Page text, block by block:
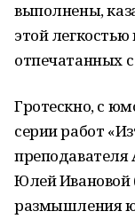
выполнены,
этой
отпечатанных
Гротескно, с
серии работ
преподавателя
Юлей Ивановой
размышления